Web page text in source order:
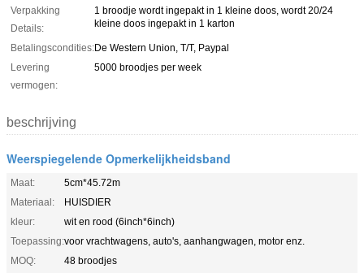
Verpakking
Details:
1 broodje wordt ingepakt in 1 kleine doos, wordt 20/24
kleine doos ingepakt in 1 karton
Betalingscondities:De Western Union, T/T, Paypal
Levering
vermogen:
5000 broodjes per week
beschrijving
Weerspiegelende Opmerkelijkheidsband
Maat:
5cm*45.72m
Materiaal:
HUISDIER
kleur:
wit en rood (6inch*6inch)
Toepassing:voor vrachtwagens, auto's, aanhangwagen, motor enz.
MOQ:
48 broodjes